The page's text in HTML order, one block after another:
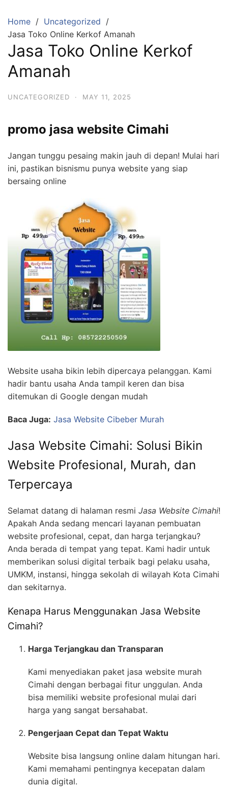
content
Home
Uncategorized
Jasa Toko Online Kerkof Amanah
Jasa Toko Online Kerkof
Amanah
UNCATEGORIZED · MAY 11, 2025
promo jasa website Cimahi
Jangan tunggu pesaing makin jauh di depan! Mulai hari
ini, pastikan bisnismu punya website yang siap
bersaing online
Website usaha bikin lebih dipercaya pelanggan. Kami
hadir bantu usaha Anda tampil keren dan bisa
ditemukan di Google dengan mudah
Baca Juga: Jasa Website Cibeber Murah
Jasa Website Cimahi: Solusi Bikin
Website Profesional, Murah, dan
Terpercaya
Selamat datang di halaman resmi Jasa Website Cimahi!
Apakah Anda sedang mencari layanan pembuatan
website profesional, cepat, dan harga terjangkau?
Anda berada di tempat yang tepat. Kami hadir untuk
memberikan solusi digital terbaik bagi pelaku usaha,
UMKM, instansi, hingga sekolah di wilayah Kota Cimahi
dan sekitarnya.
Kenapa Harus Menggunakan Jasa Website
Cimahi?
Harga Terjangkau dan Transparan
Kami menyediakan paket jasa website murah
Cimahi dengan berbagai fitur unggulan. Anda
bisa memiliki website profesional mulai dari
harga yang sangat bersahabat.
Pengerjaan Cepat dan Tepat Waktu
Website bisa langsung online dalam hitungan hari.
Kami memahami pentingnya kecepatan dalam
dunia digital.